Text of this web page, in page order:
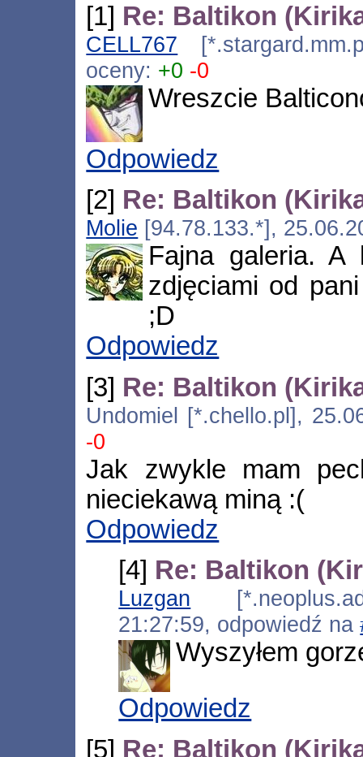
[1] Re: Baltikon
CELL767
oceny: +0 -0
Wreszcie
Odpowiedz
[2] Re: Baltikon
Molie [94.78.133.*],
Fajna galeria.
zdjęciami od
;D
Odpowiedz
[3] Re: Baltikon
Undomiel [*.chello.pl],
-0
Jak zwykle mam
nieciekawą miną :(
Odpowiedz
[4] Re: Baltikon
Luzgan
21:27:59, odpowiedź na
Wyszyłem
Odpowiedz
[5] Re: Baltikon